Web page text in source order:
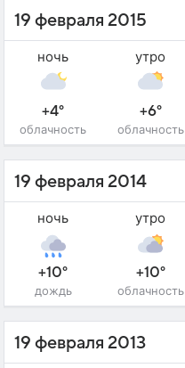
19 февраля 2015
ночь
+4°
облачность
утро
+6°
облачность
19 февраля 2014
ночь
+10°
дождь
утро
+10°
облачность
19 февраля 2013